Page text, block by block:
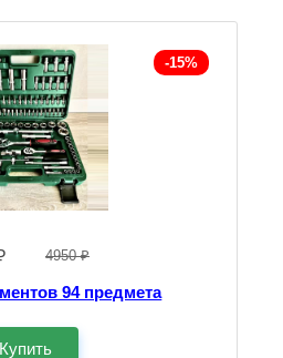
-15%
4950 ₽
94 предмета
Купить